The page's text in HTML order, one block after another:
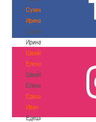
Сумникова
Ирина
Сумникова
Ирина
Швайбович
Елена
Швайбович
Елена
Едешко
Иван
Едешко